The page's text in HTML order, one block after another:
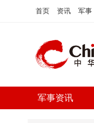
首页 资讯 军事
军事资讯